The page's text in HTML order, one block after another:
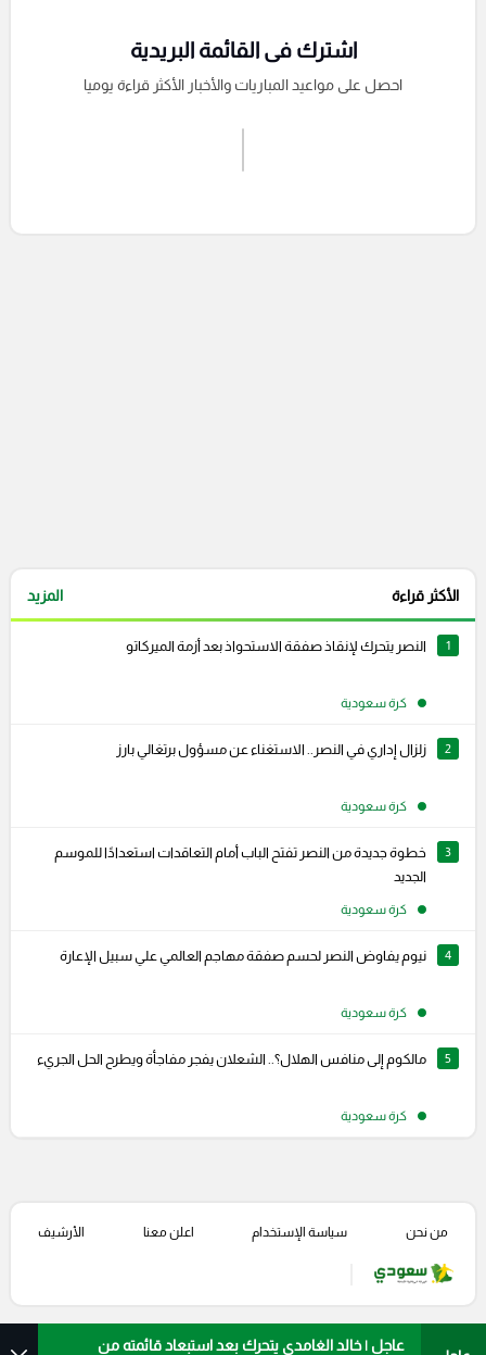
اشترك فى القائمة البريدية
احصل على مواعيد المباريات والأخبار الأكثر قراءة يوميا
الأكثر قراءة المزيد
1 النصر يتحرك لإنقاذ صفقة الاستحواذ بعد أزمة الميركاتو
كرة سعودية
2 زلزال إداري في النصر.. الاستغناء عن مسؤول برتغالي بارز
كرة سعودية
3
خطوة جديدة من النصر تفتح الباب أمام التعاقدات استعدادًا للموسم
الجديد
كرة سعودية
4 نيوم يفاوض النصر لحسم صفقة مهاجم العالمي علي سبيل الإعارة
كرة سعودية
5 مالكوم إلى منافس الهلال؟.. الشعلان يفجر مفاجأة ويطرح الحل الجريء
كرة سعودية
عاجل | خالد الغامدي يتحرك بعد استبعاد قائمته من
من نحن سياسة الإستخدام اعلن معنا الأرشيف